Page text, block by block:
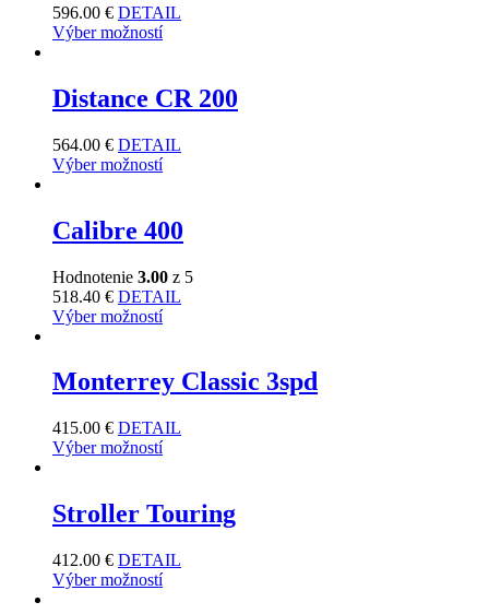
596.00 € DETAIL
Výber možností
Distance CR 200
564.00 € DETAIL
Výber možností
Calibre 400
Hodnotenie 3.00 z 5
518.40 € DETAIL
Výber možností
Monterrey Classic 3spd
415.00 € DETAIL
Výber možností
Stroller Touring
412.00 € DETAIL
Výber možností